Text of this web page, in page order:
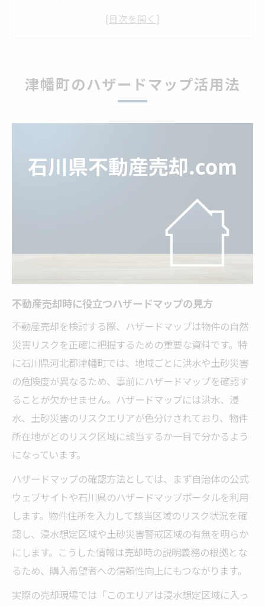
石川県ハザードマップで津幡町の災害リス
地盤強度マップも参考に売却戦略を考える
不動産売却で重要な浸水リスクの確認
石川県津幡町の洪水ハザード情報を売却時
地盤強度マップで浸水リスクを事前チェッ
ク
不動産売却前に知るべき浸水区域の確認手
順
津幡町の浸水警戒情報が売却時に重要な理
由
土砂災害区域物件は売却可能か徹底解説
土砂災害警戒区域の家も不動産売却は可能
か
石川県土砂災害警戒区域の売却注意点を解
説
土砂災害リスク物件の不動産売却交渉術
金沢市の事例と比較した土砂災害区域売却
対策
ハザードマップと売却価格の関係性を解明
地盤強度マップが示す家の安心度とは
津幡町のハザードマップ活用法
不動産売却時に役立つハザードマップの見方
不動産売却を検討する際、ハザードマップは物件の自然
災害リスクを正確に把握するための重要な資料です。特
に石川県河北郡津幡町では、地域ごとに洪水や土砂災害
の危険度が異なるため、事前にハザードマップを確認す
ることが欠かせません。ハザードマップには洪水、浸
水、土砂災害のリスクエリアが色分けされており、物件
所在地がどのリスク区域に該当するか一目で分かるよう
になっています。
ハザードマップの確認方法としては、まず自治体の公式
ウェブサイトや石川県のハザードマップポータルを利用
します。物件住所を入力して該当区域のリスク状況を確
認し、浸水想定区域や土砂災害警戒区域の有無を明らか
にします。こうした情報は売却時の説明義務の根拠とな
るため、購入希望者への信頼性向上にもつながります。
実際の売却現場では「このエリアは浸水想定区域に入っ